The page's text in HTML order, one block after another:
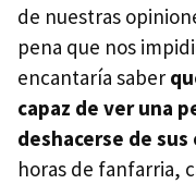
de nuestras
pena que nos
encantaría saber
capaz de ver una
deshacerse de sus
horas de fanfarria,